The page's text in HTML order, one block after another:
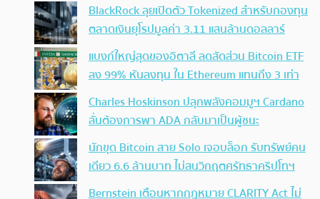
BlackRock ลุยเปิดตัว Tokenized สำหรับกองทุน
ตลาดเงินยุโรปมูลค่า 3.11 แสนล้านดอลลาร์
แบงก์ใหญ่สุดของอิตาลี ลดสัดส่วน Bitcoin ETF
ลง 99% หันลงทุน ใน Ethereum แทนถึง 3 เท่า
Charles Hoskinson ปลุกพลังคอมมูฯ Cardano
ลั่นต้องการพา ADA กลับมาเป็นผู้ชนะ
นักขุด Bitcoin สาย Solo เจอบล็อก รับทรัพย์คน
เดียว 6.6 ล้านบาท ไม่สนวิกฤตศรัทธาคริปโทฯ
Bernstein เตือนหากกฎหมาย CLARITY Act ไม่